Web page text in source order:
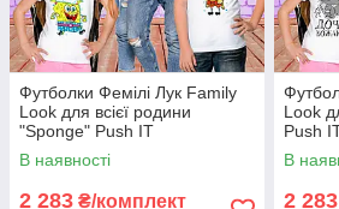
Футболки Фемілі Лук Family
Look для всієї родини
"Sponge" Push IT
В наявності
2 283 ₴/комплект
Look
Push
В
2 283